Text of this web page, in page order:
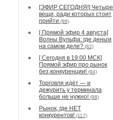
[ЭФИР СЕГОДНЯ!] Четыре
вещи, ради которых стоит
прийти (98)
[ Прямой эфир 4 августа]
Волны Вульфа: где деньги
на самом деле? (82)
[ Сегодня в 19:00 МСК]
Прямой эфир про рынок
без конкуренции! (94)
Торговля идёт — и
дежурить у терминала
больше не нужно! (98)
Рынок, где НЕТ
конкурентов! (117)